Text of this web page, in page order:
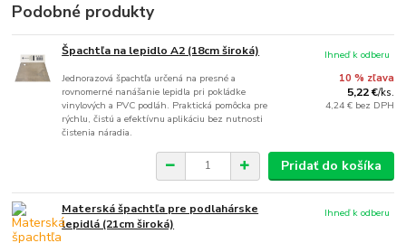
Podobné produkty
Špachtľa na lepidlo A2 (18cm široká)
Jednorazová špachtľa určená na presné a
rovnomerné nanášanie lepidla pri pokládke
vinylových a PVC podláh. Praktická pomôcka pre
rýchlu, čistú a efektívnu aplikáciu bez nutnosti
čistenia náradia.
10 % zľava
5,22 €/ks.
4,24 € bez DPH
Ihneď k odberu
Pridať do košíka
Materská špachtľa pre podlahárske
lepidlá (21cm široká)
Ihneď k odberu